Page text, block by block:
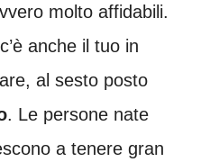
molto affidabili.
anche il tuo in
al sesto posto
. Le persone nate
a tenere gran